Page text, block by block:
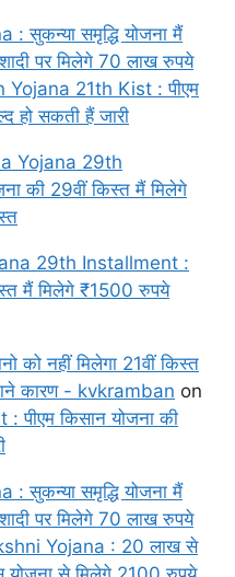
सुकन्या समृद्धि योजना मैं
पर मिलेगे 70 लाख रुपये
Yojana 21th Kist : पीएम
हो सकती हैं जारी
Yojana 29th
की 29वीं किस्त मैं मिलेगे
29th Installment :
मैं मिलेगे ₹1500 रुपये
को नहीं मिलेगा 21वीं किस्त
कारण - kvkramban on
किसान योजना की
सुकन्या समृद्धि योजना मैं
पर मिलेगे 70 लाख रुपये
Yojana : 20 लाख से